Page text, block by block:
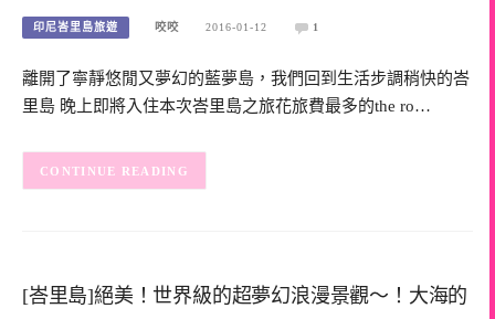
印尼峇里島旅遊 咬咬 2016-01-12 1
離開了寧靜悠閒又夢幻的藍夢島，我們回到生活步調稍快的峇
里島 晚上即將入住本次峇里島之旅花旅費最多的the ro…
CONTINUE READING
[峇里島]絕美！世界級的超夢幻浪漫景觀～！大海的